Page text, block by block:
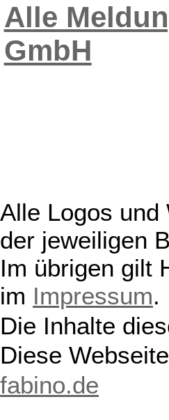
Alle
GmbH
Alle Logos
der jeweiligen
Im übrigen gilt
im Impressum.
Die Inhalte
Diese
fabino.de